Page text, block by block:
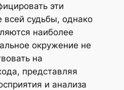
эти
всей судьбы, однако
наиболее
окружение не
на
представляя
и анализа